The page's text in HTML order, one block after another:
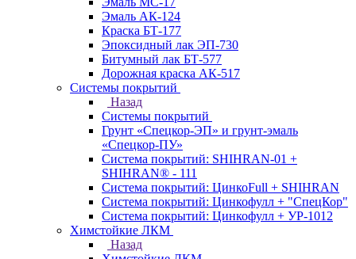
Эмаль АК-124
Краска БТ-177
Эпоксидный лак ЭП-730
Битумный лак БТ-577
Дорожная краска АК-517
Системы покрытий
Назад
Системы покрытий
Грунт «Спецкор-ЭП» и грунт-эмаль
«Спецкор-ПУ»
Система покрытий: SHIHRAN-01 +
SHIHRAN® - 111
Система покрытий: ЦинкоFull + SHIHRAN
Система покрытий: Цинкофулл + "СпецКор"
Система покрытий: Цинкофулл + УР-1012
Химстойкие ЛКМ
Назад